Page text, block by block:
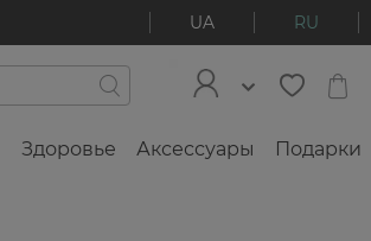
UA RU
Здоровье Аксессуары Подарки